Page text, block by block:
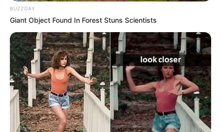
BUZZDAY
Giant Object Found In Forest Stuns Scientists